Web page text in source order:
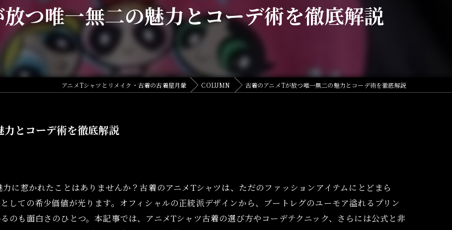
つ唯一無二の魅力とコーデ術を徹底解説
アニメTシャツとリメイク・古着の古着屋月暈 COLUMN 古着のアニメTが放つ唯一無二の魅力とコーデ術を徹底解説
とコーデ術を徹底解説
に惹かれたことはありませんか？古着のアニメTシャツは、ただのファッションアイテムにとどまら
しての希少価値が光ります。オフィシャルの正統派デザインから、ブートレグのユーモア溢れるプリン
のも面白さのひとつ。本記事では、アニメTシャツ古着の選び方やコーデテクニック、さらには公式と非